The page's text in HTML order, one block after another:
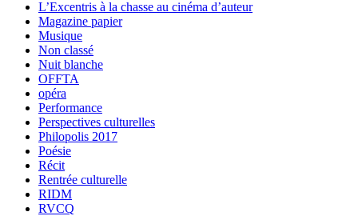
L’Excentris à la chasse au cinéma d’auteur
Magazine papier
Musique
Non classé
Nuit blanche
OFFTA
opéra
Performance
Perspectives culturelles
Philopolis 2017
Poésie
Récit
Rentrée culturelle
RIDM
RVCQ